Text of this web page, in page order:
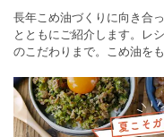
長年こめ油づくりに向き合
とともにご紹介します。レ
のこだわりまで。こめ油を